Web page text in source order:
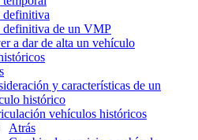
definitiva
definitiva de un VMP
a dar de alta un vehículo
y características de un
histórico
vehículos históricos
Atrás